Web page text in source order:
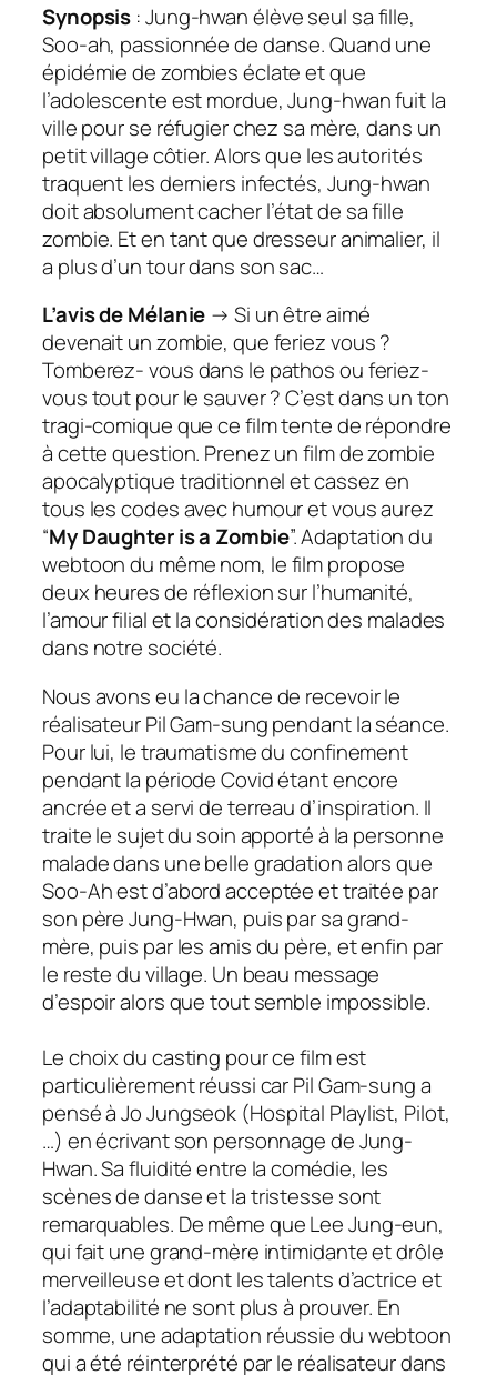
Synopsis : Jung-hwan élève seul sa fille,
Soo-ah, passionnée de danse. Quand une
épidémie de zombies éclate et que
l’adolescente est mordue, Jung-hwan fuit la
ville pour se réfugier chez sa mère, dans un
petit village côtier. Alors que les autorités
traquent les derniers infectés, Jung-hwan
doit absolument cacher l’état de sa fille
zombie. Et en tant que dresseur animalier, il
a plus d’un tour dans son sac…
L’avis de Mélanie →Si un être aimé
devenait un zombie, que feriez vous ?
Tomberez- vous dans le pathos ou feriez-
vous tout pour le sauver ?C’est dans un ton
tragi-comique que ce film tente de répondre
à cette question. Prenez un film de zombie
apocalyptique traditionnel et cassez en
tous les codes avec humour et vous aurez
“My Daughter is a Zombie”. Adaptation du
webtoon du même nom, le film propose
deux heures de réflexion sur l’humanité,
l’amour filial et la considération des malades
dans notre société.
Nous avons eu la chance de recevoir le
réalisateur Pil Gam-sung pendant la séance.
Pour lui, le traumatisme du confinement
pendant la période Covid étant encore
ancrée et a servi de terreau d’inspiration. Il
traite le sujet du soin apporté à la personne
malade dans une belle gradation alors que
Soo-Ah est d’abord acceptée et traitée par
son père Jung-Hwan, puis par sa grand-
mère, puis par les amis du père, et enfin par
le reste du village. Un beau message
d’espoir alors que tout semble impossible.
Le choix du casting pour ce film est
particulièrement réussi car Pil Gam-sung a
pensé à Jo Jungseok (Hospital Playlist, Pilot,
…) en écrivant son personnage de Jung-
Hwan. Sa fluidité entre la comédie, les
scènes de danse et la tristesse sont
remarquables. De même que Lee Jung-eun,
qui fait une grand-mère intimidante et drôle
merveilleuse et dont les talents d’actrice et
l’adaptabilité ne sont plus à prouver. En
somme, une adaptation réussie du webtoon
qui a été réinterprété par le réalisateur dans